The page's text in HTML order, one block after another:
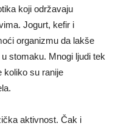
koji održavaju
Jogurt, kefir i
organizmu da lakše
stomaku. Mnogi ljudi tek
koliko su ranije
aktivnost. Čak i